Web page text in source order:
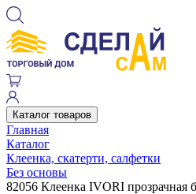
Каталог товаров
Главная
Каталог
Клеенка, скатерти, салфетки
Без основы
82056 Клеенка IVORI прозрачная